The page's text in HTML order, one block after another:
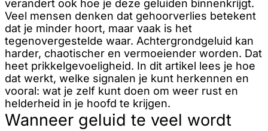
verandert ook hoe je deze geluiden binnenkrijgt.
Veel mensen denken dat gehoorverlies betekent
dat je minder hoort, maar vaak is het
tegenovergestelde waar. Achtergrondgeluid kan
harder, chaotischer en vermoeiender worden. Dat
heet prikkelgevoeligheid. In dit artikel lees je hoe
dat werkt, welke signalen je kunt herkennen en
vooral: wat je zelf kunt doen om weer rust en
helderheid in je hoofd te krijgen.
Wanneer geluid te veel wordt